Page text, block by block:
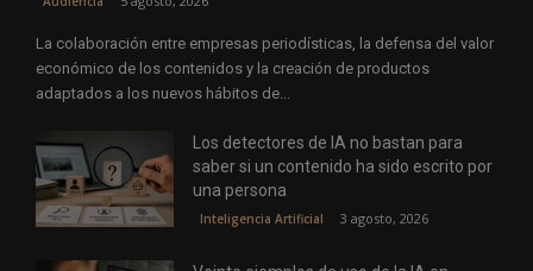
La colaboración entre empresas periodísticas, la defensa del valor
económico de los contenidos y la creación de productos
adaptados a los nuevos hábitos de...
Los detectores de IA no bastan para
saber si un contenido ha sido escrito por
una persona
Inteligencia Artificial 3 agosto, 2026